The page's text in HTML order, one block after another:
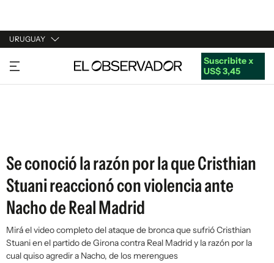
URUGUAY
URUGUAY
ARGENTINA
Suscribite x
US$ 3,45
Se conoció la razón por la que Cristhian
Stuani reaccionó con violencia ante
Nacho de Real Madrid
Mirá el video completo del ataque de bronca que sufrió Cristhian
Stuani en el partido de Girona contra Real Madrid y la razón por la
cual quiso agredir a Nacho, de los merengues